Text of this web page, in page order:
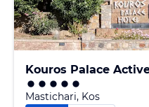
Kouros Palace
Mastichari, Kos